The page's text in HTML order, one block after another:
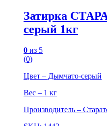
Затирка
серый 1кг
0 из 5
(0)
Цвет – Дымчато-серый
Вес – 1 кг
Производитель –